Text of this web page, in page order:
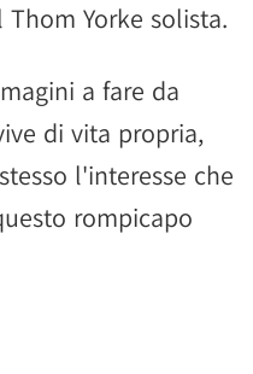
Yorke solista.
a fare da
di vita propria,
l'interesse che
rompicapo